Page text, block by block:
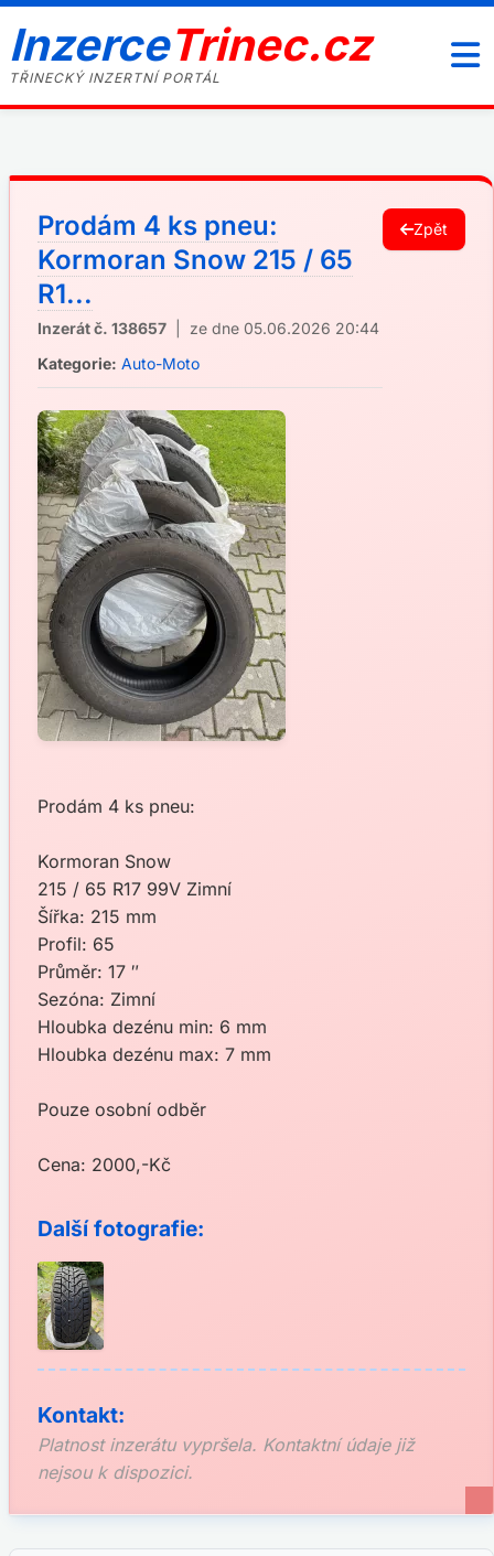
InzerceTrinec.cz
TŘINECKÝ INZERTNÍ PORTÁL
Prodám 4 ks pneu:
Kormoran Snow 215 / 65
R1...
Inzerát č. 138657 | ze dne 05.06.2026 20:44
Kategorie: Auto-Moto
Zpět
Prodám 4 ks pneu:
Kormoran Snow
215 / 65 R17 99V Zimní
Šířka: 215 mm
Profil: 65
Průměr: 17 ″
Sezóna: Zimní
Hloubka dezénu min: 6 mm
Hloubka dezénu max: 7 mm
Pouze osobní odběr
Cena: 2000,-Kč
Další fotografie:
Kontakt:
Platnost inzerátu vypršela. Kontaktní údaje již
nejsou k dispozici.